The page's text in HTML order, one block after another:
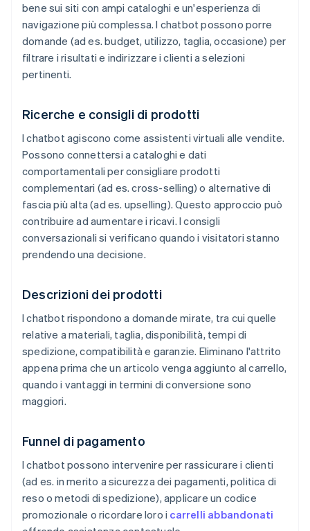
bene sui siti con ampi cataloghi e un'esperienza di
navigazione più complessa. I chatbot possono porre
domande (ad es. budget, utilizzo, taglia, occasione) per
filtrare i risultati e indirizzare i clienti a selezioni
pertinenti.
Ricerche e consigli di prodotti
I chatbot agiscono come assistenti virtuali alle vendite.
Possono connettersi a cataloghi e dati
comportamentali per consigliare prodotti
complementari (ad es. cross-selling) o alternative di
fascia più alta (ad es. upselling). Questo approccio può
contribuire ad aumentare i ricavi. I consigli
conversazionali si verificano quando i visitatori stanno
prendendo una decisione.
Descrizioni dei prodotti
I chatbot rispondono a domande mirate, tra cui quelle
relative a materiali, taglia, disponibilità, tempi di
spedizione, compatibilità e garanzie. Eliminano l'attrito
appena prima che un articolo venga aggiunto al carrello,
quando i vantaggi in termini di conversione sono
maggiori.
Funnel di pagamento
I chatbot possono intervenire per rassicurare i clienti
(ad es. in merito a sicurezza dei pagamenti, politica di
reso o metodi di spedizione), applicare un codice
promozionale o ricordare loro i carrelli abbandonati